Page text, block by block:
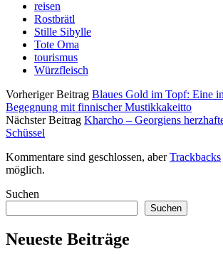
reisen
Rostbrätl
Stille Sibylle
Tote Oma
tourismus
Würzfleisch
Vorheriger Beitrag Blaues Gold im Topf: Eine
Begegnung mit finnischer Mustikkakeitto
Nächster Beitrag Kharcho – Georgiens
Schüssel
Kommentare sind geschlossen, aberTrackbacks
möglich.
Sidebar
Suchen
Suchen
Neueste Beiträge